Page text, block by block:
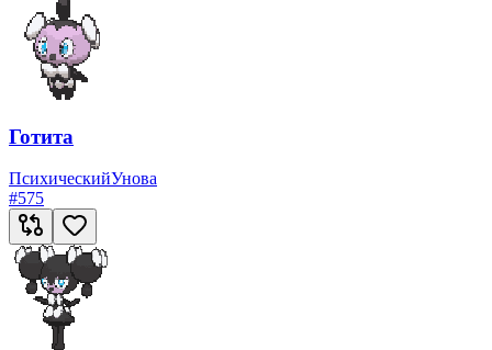
Готита
ПсихическийУнова
#575